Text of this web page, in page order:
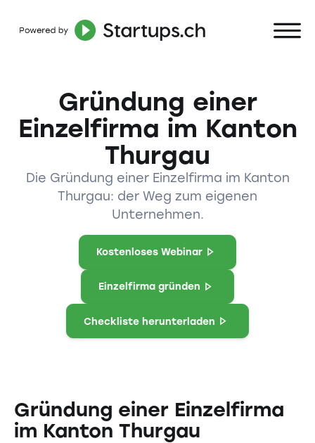
Gründung einer
Einzelfirma im Kanton
Thurgau
Die Gründung einer Einzelfirma im Kanton
Thurgau: der Weg zum eigenen
Unternehmen.
Kostenloses Webinar
Einzelfirma gründen
Checkliste herunterladen
Gründung einer Einzelfirma
im Kanton Thurgau